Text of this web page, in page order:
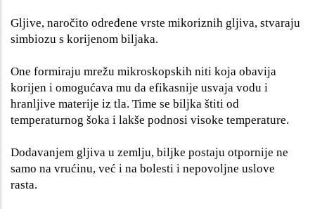
Gljive, naročito određene vrste mikoriznih gljiva, stvaraju
simbiozu s korijenom biljaka.
One formiraju mrežu mikroskopskih niti koja obavija
korijen i omogućava mu da efikasnije usvaja vodu i
hranljive materije iz tla. Time se biljka štiti od
temperaturnog šoka i lakše podnosi visoke temperature.
Dodavanjem gljiva u zemlju, biljke postaju otpornije ne
samo na vrućinu, već i na bolesti i nepovoljne uslove
rasta.